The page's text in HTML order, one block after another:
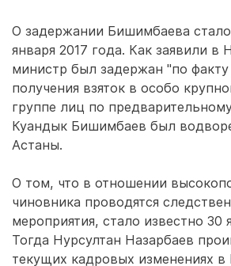
О задержании Бишимбаева стало
января 2017 года. Как заявили в
министр был задержан "по
получения взяток в особо
группе лиц по
Куандык Бишимбаев был
Астаны.
О том, что в отношении
чиновника проводятся
мероприятия, стало известно 30
Тогда Нурсултан Назарбаев
текущих кадровых изменениях в